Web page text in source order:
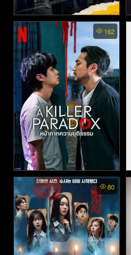
Citizen of a Kind (2024)
162
A Killer Paradox พากย์ไทย -
หน้ากากความยุติธรรม (2024)
80